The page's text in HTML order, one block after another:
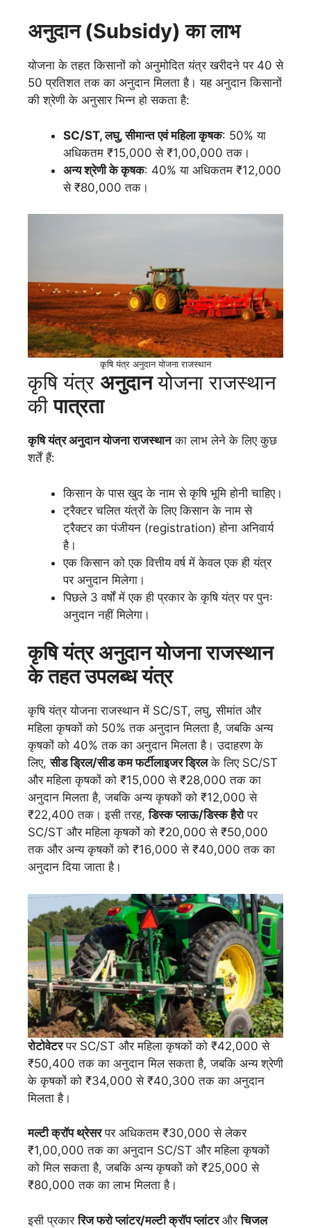
अनुदान (Subsidy) का लाभ
योजना के तहत किसानों को अनुमोदित यंत्र खरीदने पर 40 से
50 प्रतिशत तक का अनुदान मिलता है। यह अनुदान किसानों
की श्रेणी के अनुसार भिन्न हो सकता है:
SC/ST, लघु, सीमान्त एवं महिला कृषक: 50% या
अधिकतम ₹15,000 से ₹1,00,000 तक।
अन्य श्रेणी के कृषक: 40% या अधिकतम ₹12,000
से ₹80,000 तक।
कृषि यंत्र अनुदान योजना राजस्थान
कृषि यंत्र अनुदानयोजना राजस्थान
कीपात्रता
कृषि यंत्र अनुदान योजना राजस्थानका लाभ लेने के लिए कुछ
शर्तें हैं:
किसान के पास खुद के नाम से कृषि भूमि होनी चाहिए।
ट्रैक्टर चलित यंत्रों के लिए किसान के नाम से
ट्रैक्टर का पंजीयन (registration) होना अनिवार्य
है।
एक किसान को एक वित्तीय वर्ष में केवल एक ही यंत्र
पर अनुदान मिलेगा।
पिछले 3 वर्षों में एक ही प्रकार के कृषि यंत्र पर पुनः
अनुदान नहीं मिलेगा।
कृषि यंत्र अनुदान योजना राजस्थान
के तहत उपलब्ध यंत्र
कृषि यंत्र योजना राजस्थान में SC/ST, लघु, सीमांत और
महिला कृषकों को 50% तक अनुदान मिलता है, जबकि अन्य
कृषकों को 40% तक का अनुदान मिलता है। उदाहरण के
लिए,सीड ड्रिल/सीड कम फर्टीलाइजर ड्रिलके लिए SC/ST
और महिला कृषकों को ₹15,000 से ₹28,000 तक का
अनुदान मिलता है, जबकि अन्य कृषकों को ₹12,000 से
₹22,400 तक। इसी तरह,डिस्क प्लाऊ/डिस्क हैरोपर
SC/ST और महिला कृषकों को ₹20,000 से ₹50,000
तक और अन्य कृषकों को ₹16,000 से ₹40,000 तक का
अनुदान दिया जाता है।
रोटोवेटरपर SC/ST और महिला कृषकों को ₹42,000 से
₹50,400 तक का अनुदान मिल सकता है, जबकि अन्य श्रेणी
के कृषकों को ₹34,000 से ₹40,300 तक का अनुदान
मिलता है।
मल्टी क्रॉप थ्रेसरपर अधिकतम ₹30,000 से लेकर
₹1,00,000 तक का अनुदान SC/ST और महिला कृषकों
को मिल सकता है, जबकि अन्य कृषकों को ₹25,000 से
₹80,000 तक का लाभ मिलता है।
इसी प्रकाररिज फरो प्लांटर/मल्टी क्रॉप प्लांटरऔरचिजल